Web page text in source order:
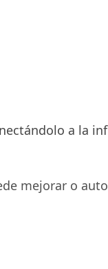
a la
mejorar o